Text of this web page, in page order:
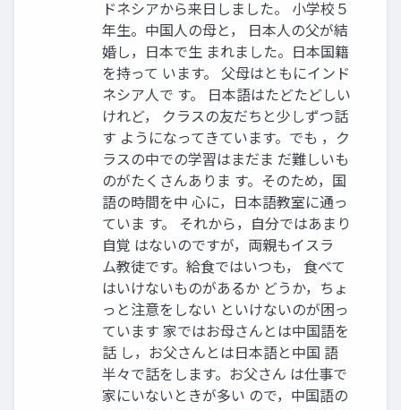
ドネシアから来日しました。 小学校５
年生。中国人の母と， 日本人の父が結
婚し，日本で生 まれました。日本国籍
を持って います。 父母はともにインド
ネシア人で す。 日本語はたどたどしい
けれど， クラスの友だちと少しずつ話
す ようになってきています。でも ，ク
ラスの中での学習はまだま だ難しいも
のがたくさんありま す。そのため，国
語の時間を中 心に，日本語教室に通っ
ていま す。 それから，自分ではあまり
自覚 はないのですが，両親もイスラ
ム教徒です。給食ではいつも， 食べて
はいけないものがあるか どうか，ちょ
っと注意をしない といけないのが困っ
ています 家ではお母さんとは中国語を
話 し，お父さんとは日本語と中国 語
半々で話をします。お父さん は仕事で
家にいないときが多い ので，中国語の